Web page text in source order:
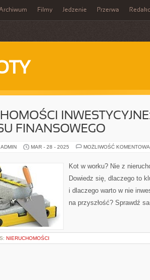
Filmy Jedzenie Przerwa
FINANSOWEGO
MAR - 28 - 2025 MOŻLIWOŚĆ
Kot w worku? Nie z
Dowiedz się, dlaczego to
i dlaczego warto w nie
na przyszłość? Sprawdź
NIERUCHOMOŚCI